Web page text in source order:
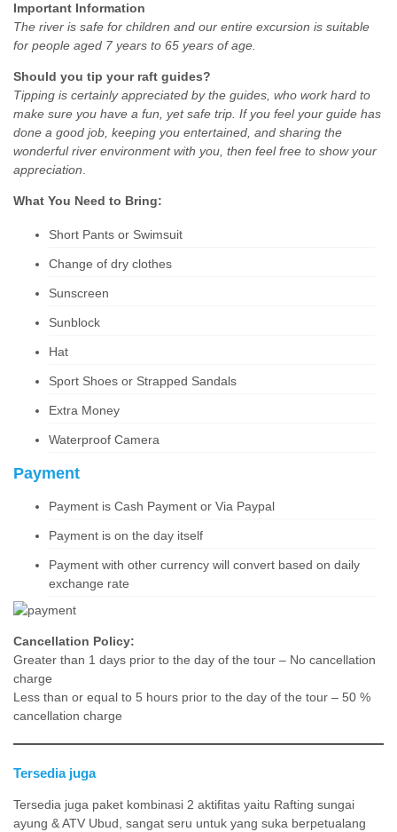
Important Information
The river is safe for children and our entire excursion is suitable
for people aged 7 years to 65 years of age.
Should you tip your raft guides?
Tipping is certainly appreciated by the guides, who work hard to
make sure you have a fun, yet safe trip. If you feel your guide has
done a good job, keeping you entertained, and sharing the
wonderful river environment with you, then feel free to show your
appreciation.
What You Need to Bring:
Short Pants or Swimsuit
Change of dry clothes
Sunscreen
Sunblock
Hat
Sport Shoes or Strapped Sandals
Extra Money
Waterproof Camera
Payment
Payment is Cash Payment or Via Paypal
Payment is on the day itself
Payment with other currency will convert based on daily
exchange rate
Cancellation Policy:
Greater than 1 days prior to the day of the tour – No cancellation
charge
Less than or equal to 5 hours prior to the day of the tour – 50 %
cancellation charge
Tersedia juga
Tersedia juga paket kombinasi 2 aktifitas yaitu Rafting sungai
ayung & ATV Ubud, sangat seru untuk yang suka berpetualang